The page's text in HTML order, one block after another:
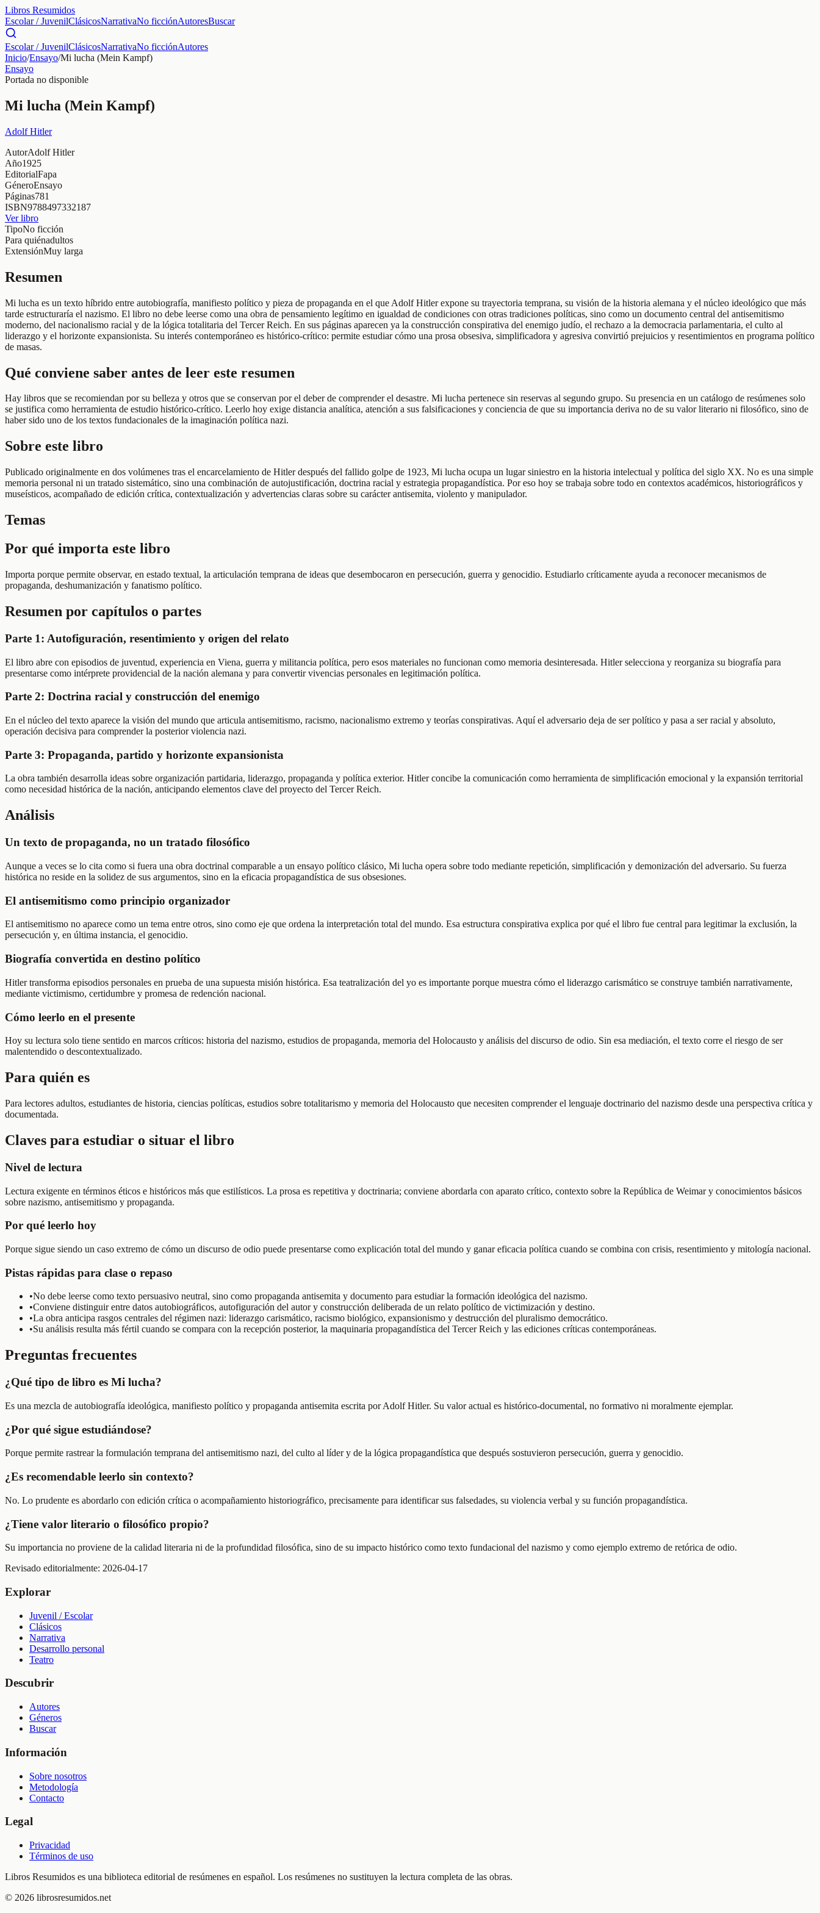
Libros Resumidos
Escolar / JuvenilClásicosNarrativaNo ficciónAutoresBuscar
Escolar / JuvenilClásicosNarrativaNo ficciónAutores
Inicio/Ensayo/Mi lucha (Mein Kampf)
Ensayo
Portada no disponible
Mi lucha (Mein Kampf)
Adolf Hitler
AutorAdolf Hitler
Año1925
EditorialFapa
GéneroEnsayo
Páginas781
ISBN9788497332187
Ver libro
TipoNo ficción
Para quiénadultos
ExtensiónMuy larga
Resumen
Mi lucha es un texto híbrido entre autobiografía, manifiesto político y pieza de propaganda en el que Adolf Hitler expone su trayectoria temprana, su visión de la historia alemana y el núcleo ideológico que más
tarde estructuraría el nazismo. El libro no debe leerse como una obra de pensamiento legítimo en igualdad de condiciones con otras tradiciones políticas, sino como un documento central del antisemitismo
moderno, del nacionalismo racial y de la lógica totalitaria del Tercer Reich. En sus páginas aparecen ya la construcción conspirativa del enemigo judío, el rechazo a la democracia parlamentaria, el culto al
liderazgo y el horizonte expansionista. Su interés contemporáneo es histórico-crítico: permite estudiar cómo una prosa obsesiva, simplificadora y agresiva convirtió prejuicios y resentimientos en programa político
de masas.
Qué conviene saber antes de leer este resumen
Hay libros que se recomiendan por su belleza y otros que se conservan por el deber de comprender el desastre. Mi lucha pertenece sin reservas al segundo grupo. Su presencia en un catálogo de resúmenes solo
se justifica como herramienta de estudio histórico-crítico. Leerlo hoy exige distancia analítica, atención a sus falsificaciones y conciencia de que su importancia deriva no de su valor literario ni filosófico, sino de
haber sido uno de los textos fundacionales de la imaginación política nazi.
Sobre este libro
Publicado originalmente en dos volúmenes tras el encarcelamiento de Hitler después del fallido golpe de 1923, Mi lucha ocupa un lugar siniestro en la historia intelectual y política del siglo XX. No es una simple
memoria personal ni un tratado sistemático, sino una combinación de autojustificación, doctrina racial y estrategia propagandística. Por eso hoy se trabaja sobre todo en contextos académicos, historiográficos y
museísticos, acompañado de edición crítica, contextualización y advertencias claras sobre su carácter antisemita, violento y manipulador.
Temas
Por qué importa este libro
Importa porque permite observar, en estado textual, la articulación temprana de ideas que desembocaron en persecución, guerra y genocidio. Estudiarlo críticamente ayuda a reconocer mecanismos de
propaganda, deshumanización y fanatismo político.
Resumen por capítulos o partes
Parte 1: Autofiguración, resentimiento y origen del relato
El libro abre con episodios de juventud, experiencia en Viena, guerra y militancia política, pero esos materiales no funcionan como memoria desinteresada. Hitler selecciona y reorganiza su biografía para
presentarse como intérprete providencial de la nación alemana y para convertir vivencias personales en legitimación política.
Parte 2: Doctrina racial y construcción del enemigo
En el núcleo del texto aparece la visión del mundo que articula antisemitismo, racismo, nacionalismo extremo y teorías conspirativas. Aquí el adversario deja de ser político y pasa a ser racial y absoluto,
operación decisiva para comprender la posterior violencia nazi.
Parte 3: Propaganda, partido y horizonte expansionista
La obra también desarrolla ideas sobre organización partidaria, liderazgo, propaganda y política exterior. Hitler concibe la comunicación como herramienta de simplificación emocional y la expansión territorial
como necesidad histórica de la nación, anticipando elementos clave del proyecto del Tercer Reich.
Análisis
Un texto de propaganda, no un tratado filosófico
Aunque a veces se lo cita como si fuera una obra doctrinal comparable a un ensayo político clásico, Mi lucha opera sobre todo mediante repetición, simplificación y demonización del adversario. Su fuerza
histórica no reside en la solidez de sus argumentos, sino en la eficacia propagandística de sus obsesiones.
El antisemitismo como principio organizador
El antisemitismo no aparece como un tema entre otros, sino como eje que ordena la interpretación total del mundo. Esa estructura conspirativa explica por qué el libro fue central para legitimar la exclusión, la
persecución y, en última instancia, el genocidio.
Biografía convertida en destino político
Hitler transforma episodios personales en prueba de una supuesta misión histórica. Esa teatralización del yo es importante porque muestra cómo el liderazgo carismático se construye también narrativamente,
mediante victimismo, certidumbre y promesa de redención nacional.
Cómo leerlo en el presente
Hoy su lectura solo tiene sentido en marcos críticos: historia del nazismo, estudios de propaganda, memoria del Holocausto y análisis del discurso de odio. Sin esa mediación, el texto corre el riesgo de ser
malentendido o descontextualizado.
Para quién es
Para lectores adultos, estudiantes de historia, ciencias políticas, estudios sobre totalitarismo y memoria del Holocausto que necesiten comprender el lenguaje doctrinario del nazismo desde una perspectiva crítica y
documentada.
Claves para estudiar o situar el libro
Nivel de lectura
Lectura exigente en términos éticos e históricos más que estilísticos. La prosa es repetitiva y doctrinaria; conviene abordarla con aparato crítico, contexto sobre la República de Weimar y conocimientos básicos
sobre nazismo, antisemitismo y propaganda.
Por qué leerlo hoy
Porque sigue siendo un caso extremo de cómo un discurso de odio puede presentarse como explicación total del mundo y ganar eficacia política cuando se combina con crisis, resentimiento y mitología nacional.
Pistas rápidas para clase o repaso
•No debe leerse como texto persuasivo neutral, sino como propaganda antisemita y documento para estudiar la formación ideológica del nazismo.
•Conviene distinguir entre datos autobiográficos, autofiguración del autor y construcción deliberada de un relato político de victimización y destino.
•La obra anticipa rasgos centrales del régimen nazi: liderazgo carismático, racismo biológico, expansionismo y destrucción del pluralismo democrático.
•Su análisis resulta más fértil cuando se compara con la recepción posterior, la maquinaria propagandística del Tercer Reich y las ediciones críticas contemporáneas.
Preguntas frecuentes
¿Qué tipo de libro es Mi lucha?
Es una mezcla de autobiografía ideológica, manifiesto político y propaganda antisemita escrita por Adolf Hitler. Su valor actual es histórico-documental, no formativo ni moralmente ejemplar.
¿Por qué sigue estudiándose?
Porque permite rastrear la formulación temprana del antisemitismo nazi, del culto al líder y de la lógica propagandística que después sostuvieron persecución, guerra y genocidio.
¿Es recomendable leerlo sin contexto?
No. Lo prudente es abordarlo con edición crítica o acompañamiento historiográfico, precisamente para identificar sus falsedades, su violencia verbal y su función propagandística.
¿Tiene valor literario o filosófico propio?
Su importancia no proviene de la calidad literaria ni de la profundidad filosófica, sino de su impacto histórico como texto fundacional del nazismo y como ejemplo extremo de retórica de odio.
Revisado editorialmente: 2026-04-17
Explorar
Juvenil / Escolar
Clásicos
Narrativa
Desarrollo personal
Teatro
Descubrir
Autores
Géneros
Buscar
Información
Sobre nosotros
Metodología
Contacto
Legal
Privacidad
Términos de uso
Libros Resumidos es una biblioteca editorial de resúmenes en español. Los resúmenes no sustituyen la lectura completa de las obras.
© 2026 librosresumidos.net